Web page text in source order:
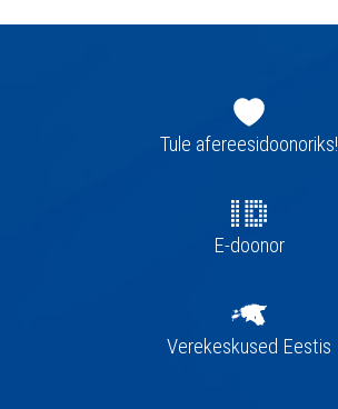
navigatsioonTule afereesidoonoriks!
E-doonor
Verekeskused Eestis